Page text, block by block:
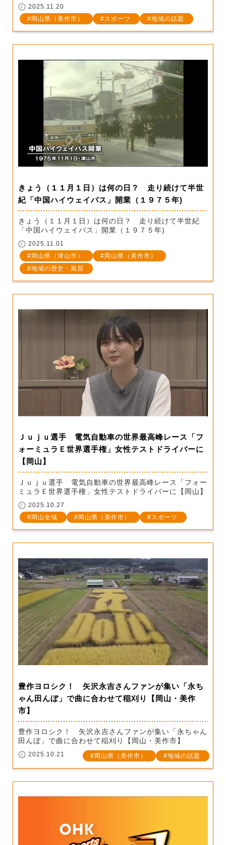
2025.11.20
岡山県（美作市）
スポーツ 地域の話題
きょう（１１月１日）は何の日？ 走り続けて半世
紀「中国ハイウェイバス」開業（１９７５年)
きょう（１１月１日）は何の日？ 走り続けて半世紀
「中国ハイウェイバス」開業（１９７５年)
2025.11.01
岡山県（津山市）
岡山県（美作市）
地域の歴史・風習
Ｊｕｊｕ選手 電気自動車の世界最高峰レース「フ
ォーミュラＥ世界選手権」女性テストドライバーに
【岡山】
Ｊｕｊｕ選手 電気自動車の世界最高峰レース「フォー
ミュラＥ世界選手権」女性テストドライバーに【岡山】
2025.10.27
岡山全域
岡山県（美作市） スポーツ
豊作ヨロシク！ 矢沢永吉さんファンが集い「永ち
ゃん田んぼ」で曲に合わせて稲刈り【岡山・美作
市】
豊作ヨロシク！ 矢沢永吉さんファンが集い「永ちゃん
田んぼ」で曲に合わせて稲刈り【岡山・美作市】
2025.10.21 岡山県（美作市） 地域の話題